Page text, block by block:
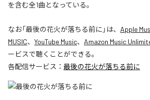
を含む全1曲となっている。
なお「最後の花火が落ちる前に 」は、 Apple
MUSIC、 YouTube Music、 Amazon Music
ービスで聴くことができる。
各配信サービス： 最後の花火が落ちる前に